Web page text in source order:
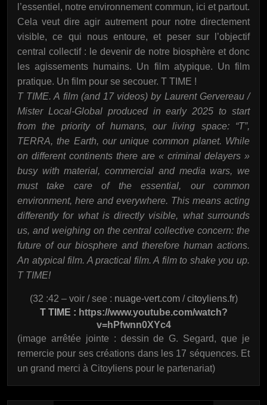
l’essentiel, notre environnement commun, ici et partout.
Cela veut dire agir autrement pour notre directement
visible, ce qui nous entoure, et peser sur l’objectif
central collectif : le devenir de notre biosphère et donc
les agissements humains. Un film atypique. Un film
pratique. Un film pour se secouer. T TIME !
T TIME. A film (and 17 videos) by Laurent Gervereau /
Mister Local-Global produced in early 2025 to start
from the priority of humans, our living space: “T”,
TERRA, the Earth, our unique common planet. While
on different continents there are « criminal delayers »
busy with material, commercial and media wars, we
must take care of the essential, our common
environment, here and everywhere. This means acting
differently for what is directly visible, what surrounds
us, and weighing on the central collective concern: the
future of our biosphere and therefore human actions.
An atypical film. A practical film. A film to shake you up.
T TIME!
(32 :42 – voir / see : nuage-vert.com/citoyliens.fr)
T TIME : https://www.youtube.com/watch?
v=hPfwnn0XYc4
(image arrêtée jointe : dessin de G. Segard, que je
remercie pour ses créations dans les 17 séquences. Et
un grand merci à Citoyliens pour le partenariat)